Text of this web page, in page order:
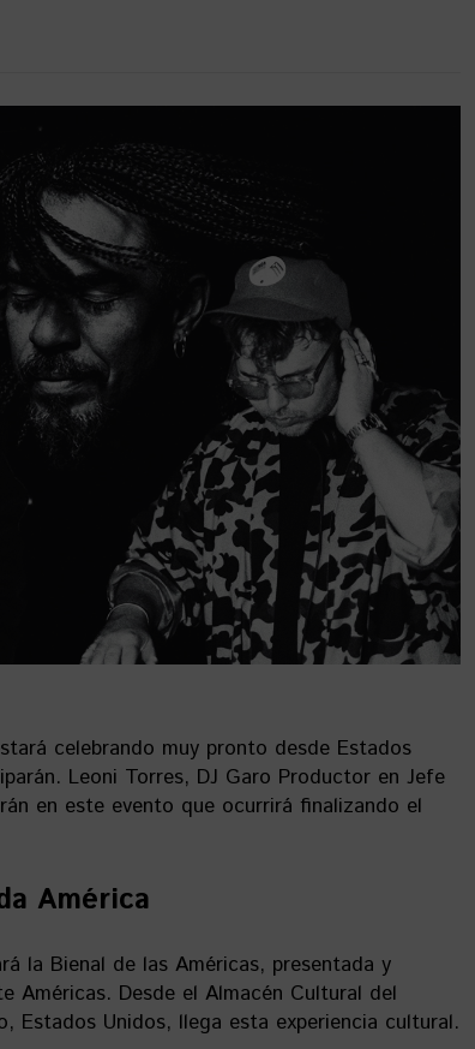
celebrando muy pronto desde Estados
Leoni Torres, DJ Garo Productor en Jefe
en este evento que ocurrirá finalizando el
América
la Bienal de las Américas, presentada y
Américas. Desde el Almacén Cultural del
Estados Unidos, llega esta experiencia cultural.